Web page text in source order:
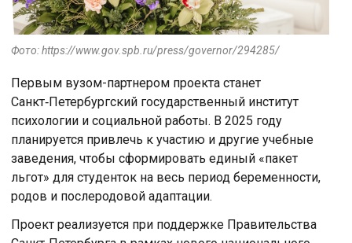
Фото: https://www.gov.spb.ru/press/governor/294285/
Первым вузом-партнером проекта станет
Санкт‑Петербургский государственный институт
психологии и социальной работы. В 2025 году
планируется привлечь к участию и другие учебные
заведения, чтобы сформировать единый «пакет
льгот» для студенток на весь период беременности,
родов и послеродовой адаптации.
Проект реализуется при поддержке Правительства